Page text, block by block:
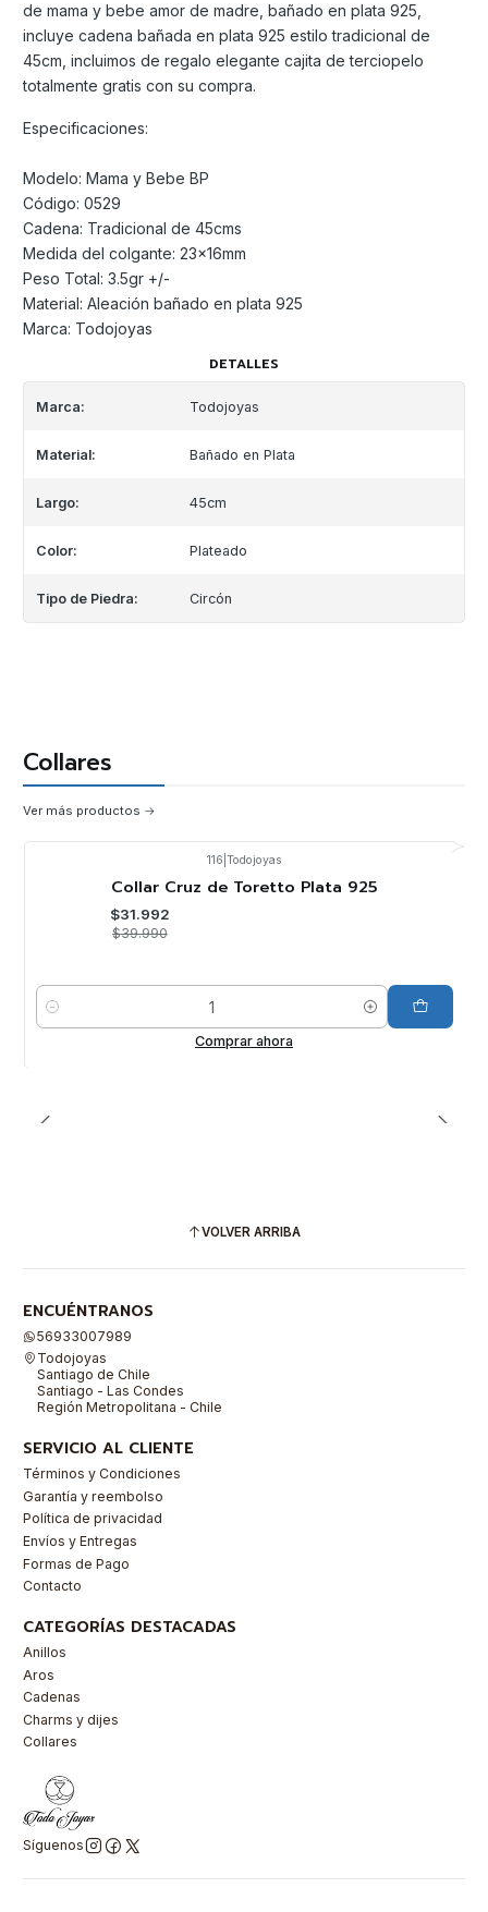
de mama y bebe amor de madre, bañado en plata 925,
incluye cadena bañada en plata 925 estilo tradicional de
45cm, incluimos de regalo elegante cajita de terciopelo
totalmente gratis con su compra.
Especificaciones:
Modelo: Mama y Bebe BP
Código: 0529
Cadena: Tradicional de 45cms
Medida del colgante: 23x16mm
Peso Total: 3.5gr +/-
Material: Aleación bañado en plata 925
Marca: Todojoyas
DETALLES
Marca: Todojoyas
Material: Bañado en Plata
Largo: 45cm
Color: Plateado
Tipo de Piedra: Circón
Collares
Ver más productos
116 Todojoyas
Collar Cruz de Toretto Plata 925
$31.992
$39.990
Cantidad
Comprar ahora
VOLVER ARRIBA
ENCUÉNTRANOS
56933007989
Todojoyas
Santiago de Chile
Santiago - Las Condes
Región Metropolitana - Chile
SERVICIO AL CLIENTE
Términos y Condiciones
Garantía y reembolso
Política de privacidad
Envíos y Entregas
Formas de Pago
Contacto
CATEGORÍAS DESTACADAS
Anillos
Aros
Cadenas
Charms y dijes
Collares
Síguenos